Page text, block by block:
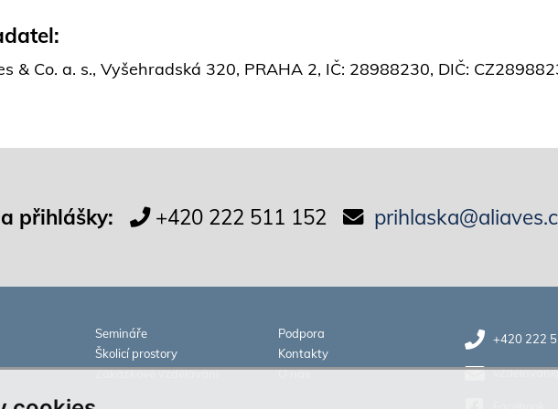
& Co. a. s., Vyšehradská 320, PRAHA 2, IČ: 28988230, DIČ:
přihlášky: +420 222 511 152
Semináře
Podpora
Školicí prostory
Kontakty
Zakázkové vzdělávání
O nás
+420 222